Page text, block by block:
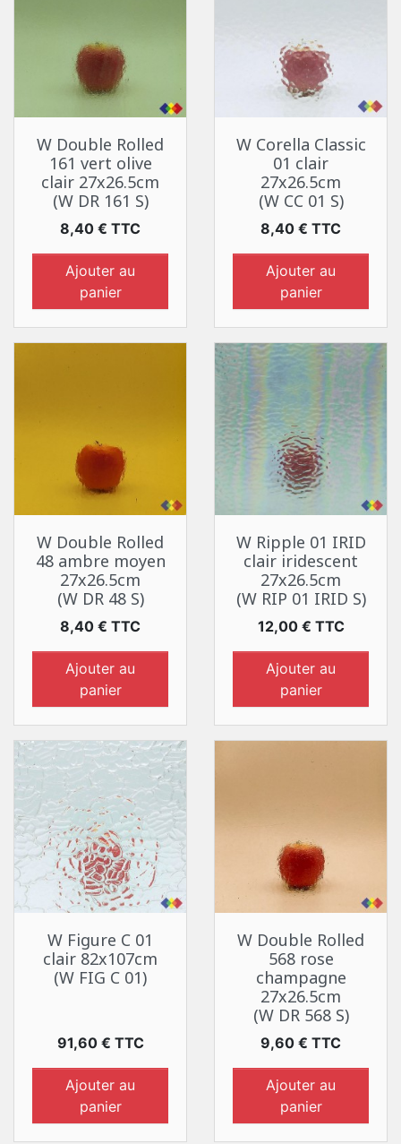
W Double Rolled
161 vert olive
clair 27x26.5cm
(W DR 161 S)
Prix
8,40 € TTC
Ajouter au
panier
W Corella Classic
01 clair
27x26.5cm
(W CC 01 S)
Prix
8,40 € TTC
Ajouter au
panier
W Double Rolled
48 ambre moyen
27x26.5cm
(W DR 48 S)
Prix
8,40 € TTC
Ajouter au
panier
W Ripple 01 IRID
clair iridescent
27x26.5cm
(W RIP 01 IRID S)
Prix
12,00 € TTC
Ajouter au
panier
W Figure C 01
clair 82x107cm
(W FIG C 01)
Prix
91,60 € TTC
Ajouter au
panier
W Double Rolled
568 rose
champagne
27x26.5cm
(W DR 568 S)
Prix
9,60 € TTC
Ajouter au
panier